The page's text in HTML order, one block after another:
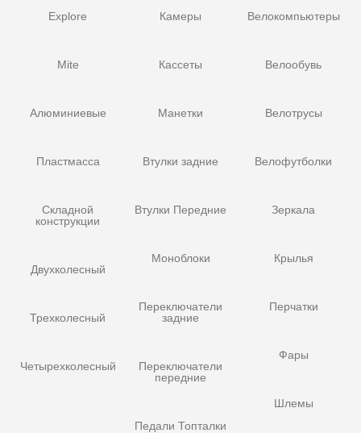
Explore
Mite
Алюминиевые
Пластмасса
Складной
конструкции
Двухколесный
Трехколесный
Четырехколесный
Камеры
Кассеты
Манетки
Втулки задние
Втулки Передние
Моноблоки
Переключатели
задние
Переключатели
передние
Педали Топталки
Велокомпьютеры
Велообувь
Велотрусы
Велофутболки
Зеркала
Крылья
Перчатки
Фары
Шлемы